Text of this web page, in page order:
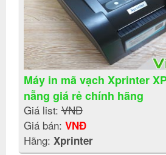
Máy in mã vạch Xprinter
nẵng giá rẻ chính hãng
Giá list:VNĐ
Giá bán: VNĐ
Hãng: Xprinter